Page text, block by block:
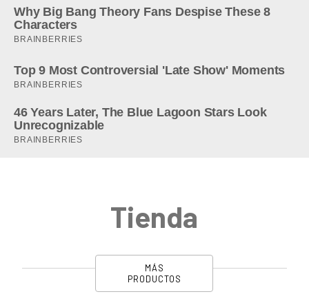
Tienda
MÁS
PRODUCTOS